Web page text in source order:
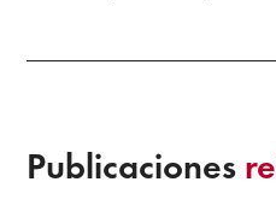
Publicaciones